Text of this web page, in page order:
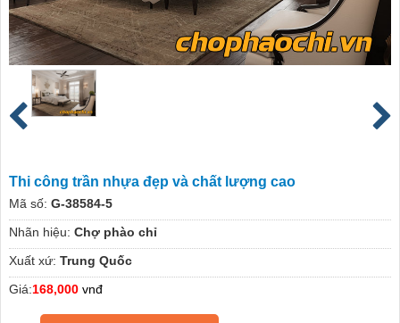
Thi công trần nhựa đẹp và chất lượng cao
Mã số: G-38584-5
Nhãn hiệu: Chợ phào chỉ
Xuất xứ: Trung Quốc
Giá:168,000 vnđ